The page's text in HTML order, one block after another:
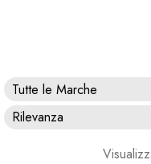
Tutte le Marche
Rilevanza